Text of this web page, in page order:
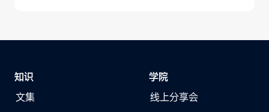
知识
文集
学院
线上分享会